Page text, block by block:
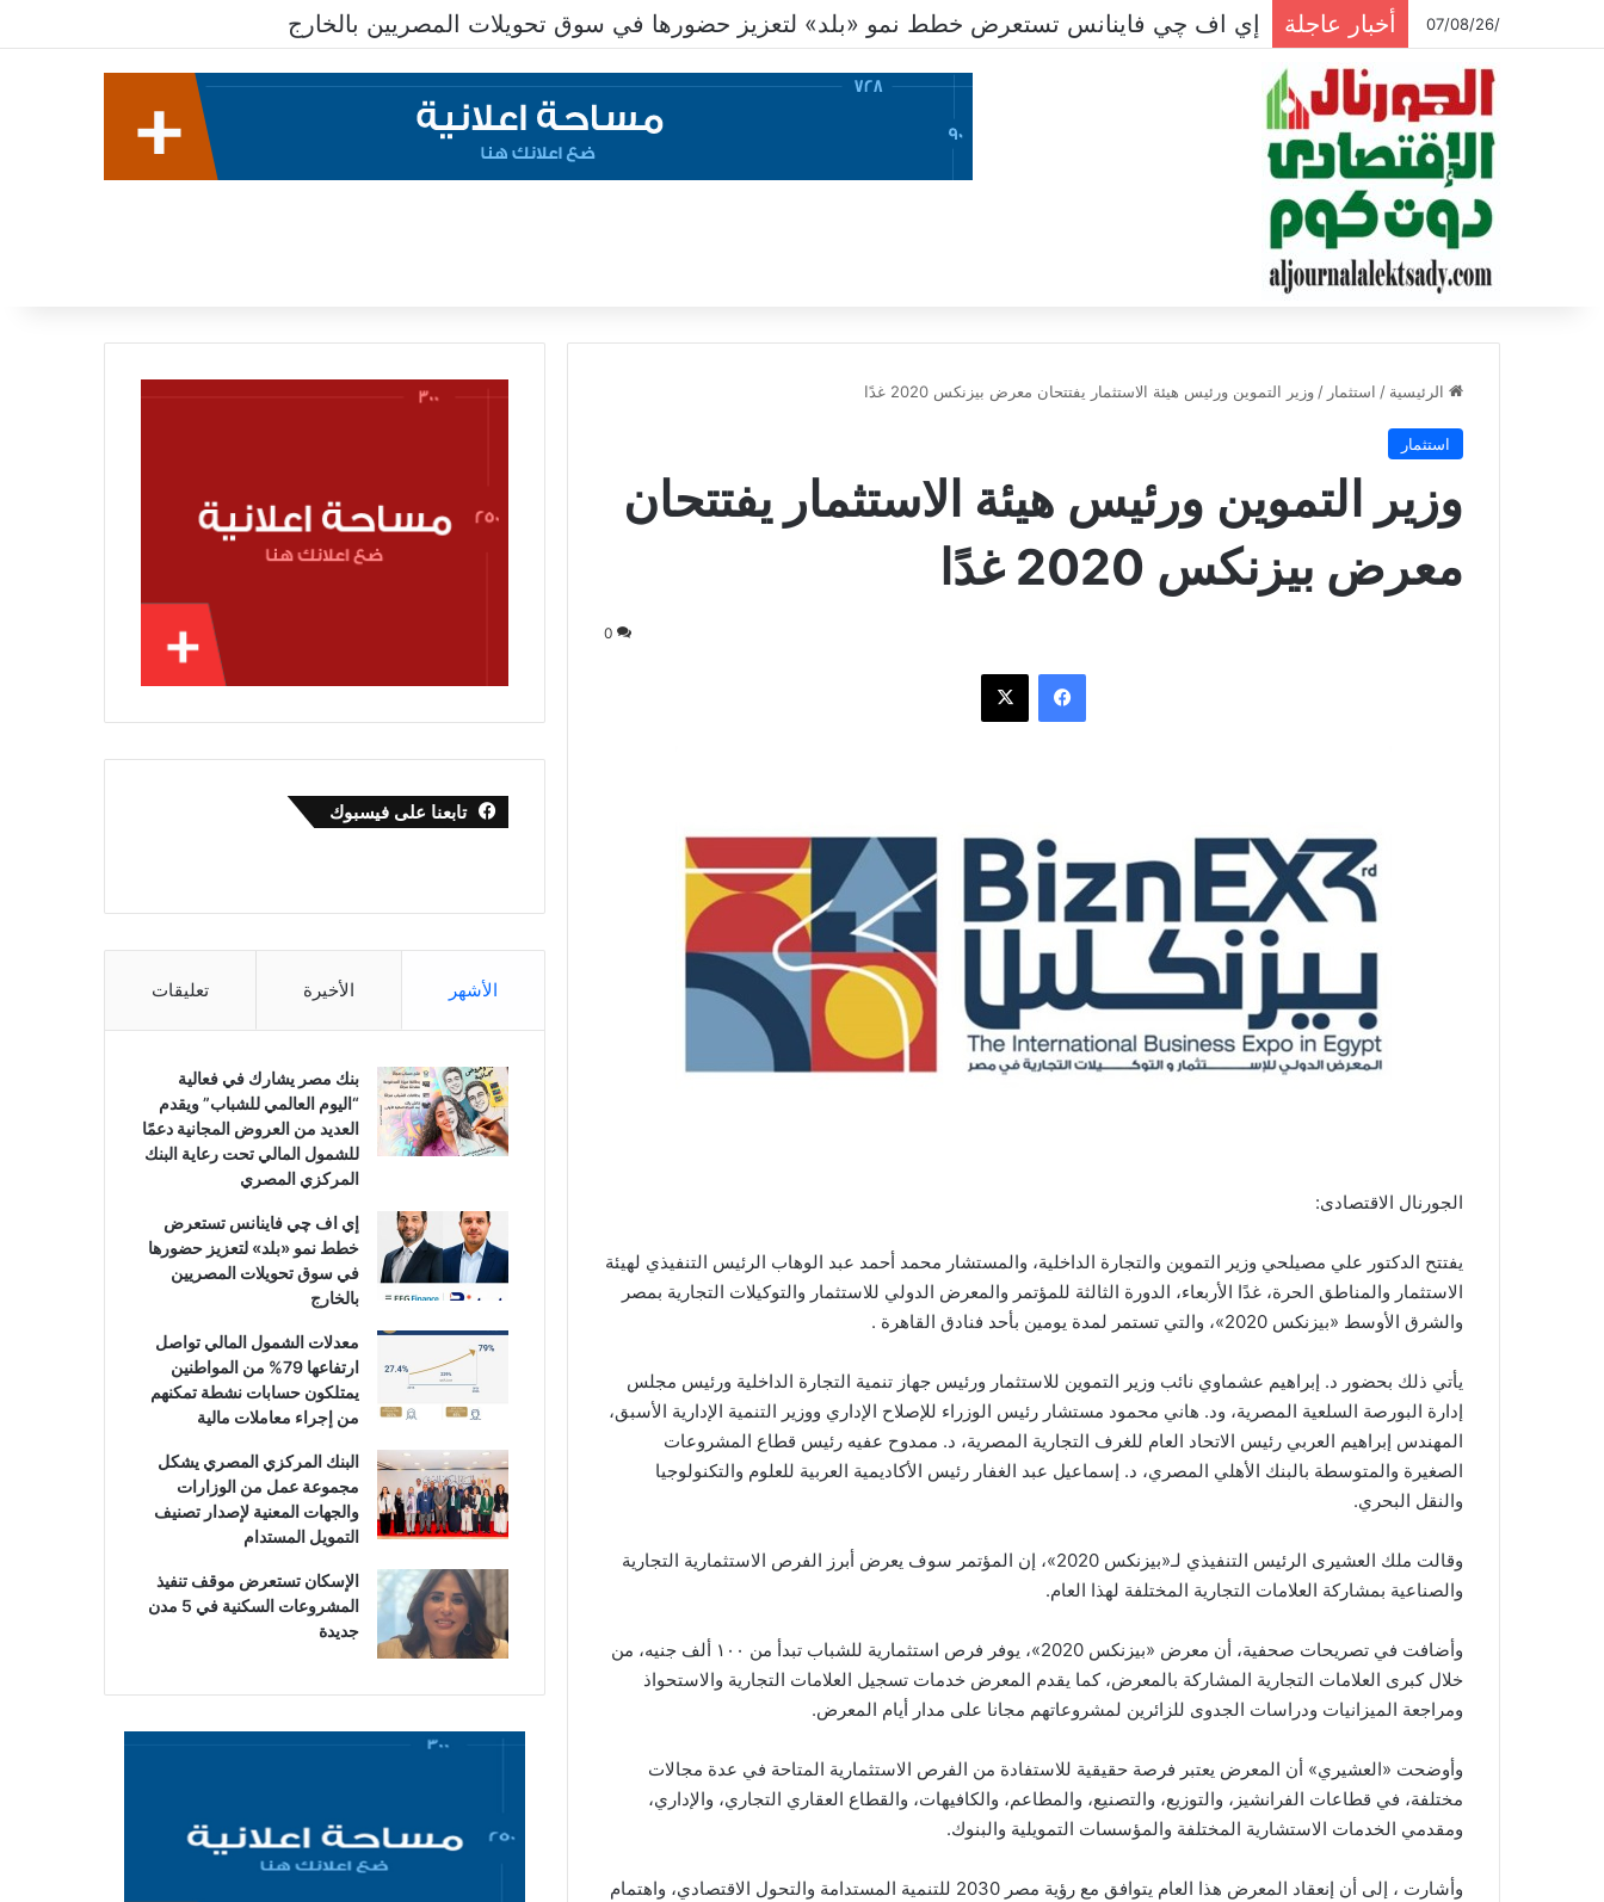
/07/08/26 أخبار عاجلة إي اف چي فاينانس تستعرض خطط نمو «بلد» لتعزيز حضورها في سوق تحويلات المصريين بالخارج
الرئيسية / استثمار / وزير التموين ورئيس هيئة الاستثمار يفتتحان معرض بيزنكس 2020 غدًا
استثمار
وزير التموين ورئيس هيئة الاستثمار يفتتحان
معرض بيزنكس 2020 غدًا
0
فيسبوك ‫X
الجورنال الاقتصادى:
يفتتح الدكتور علي مصيلحي وزير التموين والتجارة الداخلية، والمستشار محمد أحمد عبد الوهاب الرئيس التنفيذي لهيئة
الاستثمار والمناطق الحرة، غدًا الأربعاء، الدورة الثالثة للمؤتمر والمعرض الدولي للاستثمار والتوكيلات التجارية بمصر
والشرق الأوسط «بيزنكس 2020»، والتي تستمر لمدة يومين بأحد فنادق القاهرة .
يأتي ذلك بحضور د. إبراهيم عشماوي نائب وزير التموين للاستثمار ورئيس جهاز تنمية التجارة الداخلية ورئيس مجلس
إدارة البورصة السلعية المصرية، ود. هاني محمود مستشار رئيس الوزراء للإصلاح الإداري ووزير التنمية الإدارية الأسبق،
المهندس إبراهيم العربي رئيس الاتحاد العام للغرف التجارية المصرية، د. ممدوح عفيه رئيس قطاع المشروعات
الصغيرة والمتوسطة بالبنك الأهلي المصري، د. إسماعيل عبد الغفار رئيس الأكاديمية العربية للعلوم والتكنولوجيا
والنقل البحري.
وقالت ملك العشيرى الرئيس التنفيذي لـ«بيزنكس 2020»، إن المؤتمر سوف يعرض أبرز الفرص الاستثمارية التجارية
والصناعية بمشاركة العلامات التجارية المختلفة لهذا العام.
وأضافت في تصريحات صحفية، أن معرض «بيزنكس 2020»، يوفر فرص استثمارية للشباب تبدأ من ١٠٠ ألف جنيه، من
خلال كبرى العلامات التجارية المشاركة بالمعرض، كما يقدم المعرض خدمات تسجيل العلامات التجارية والاستحواذ
ومراجعة الميزانيات ودراسات الجدوى للزائرين لمشروعاتهم مجانا على مدار أيام المعرض.
وأوضحت «العشيري» أن المعرض يعتبر فرصة حقيقية للاستفادة من الفرص الاستثمارية المتاحة في عدة مجالات
مختلفة، في قطاعات الفرانشيز، والتوزيع، والتصنيع، والمطاعم، والكافيهات، والقطاع العقاري التجاري، والإداري،
ومقدمي الخدمات الاستشارية المختلفة والمؤسسات التمويلية والبنوك.
وأشارت ، إلى أن إنعقاد المعرض هذا العام يتوافق مع رؤية مصر 2030 للتنمية المستدامة والتحول الاقتصادي، واهتمام
تابعنا على فيسبوك
الأشهر الأخيرة تعليقات
بنك مصر يشارك في فعالية
“اليوم العالمي للشباب” ويقدم
العديد من العروض المجانية دعمًا
للشمول المالي تحت رعاية البنك
المركزي المصري
إي اف چي فاينانس تستعرض
خطط نمو «بلد» لتعزيز حضورها
في سوق تحويلات المصريين
بالخارج
معدلات الشمول المالي تواصل
ارتفاعها 79% من المواطنين
يمتلكون حسابات نشطة تمكنهم
من إجراء معاملات مالية
البنك المركزي المصري يشكل
مجموعة عمل من الوزارات
والجهات المعنية لإصدار تصنيف
التمويل المستدام
الإسكان تستعرض موقف تنفيذ
المشروعات السكنية في 5 مدن
جديدة